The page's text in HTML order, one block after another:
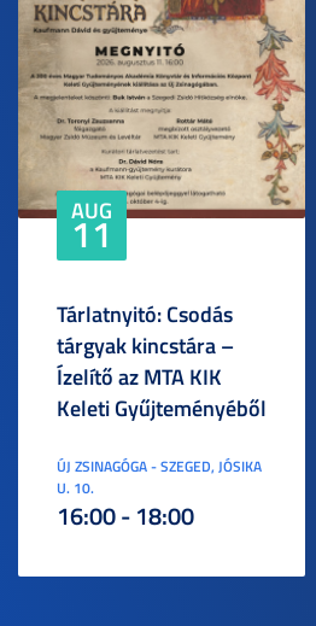
AUG
11
Tárlatnyitó: Csodás
tárgyak kincstára –
Ízelítő az MTA KIK
Keleti Gyűjteményéből
ÚJ ZSINAGÓGA - SZEGED, JÓSIKA
U. 10.
16:00 - 18:00